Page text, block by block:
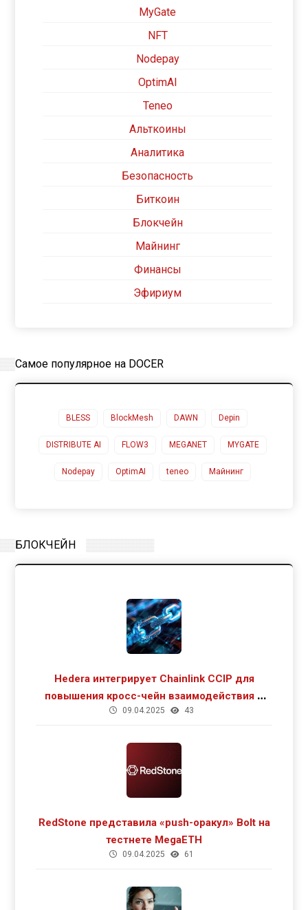
MyGate
NFT
Nodepay
OptimAI
Teneo
Альткоины
Аналитика
Безопасность
Биткоин
Блокчейн
Майнинг
Финансы
Эфириум
Самое популярное на DOCER
BLESS BlockMesh DAWN Depin
DISTRIBUTE AI FLOW3 MEGANET MYGATE
Nodepay OptimAI teneo Майнинг
БЛОКЧЕЙН
Hedera интегрирует Chainlink CCIP для
повышения кросс-чейн взаимодействия и
роста DeFi
09.04.2025 43
RedStone представила «push-оракул» Bolt на
тестнете MegaETH
09.04.2025 61